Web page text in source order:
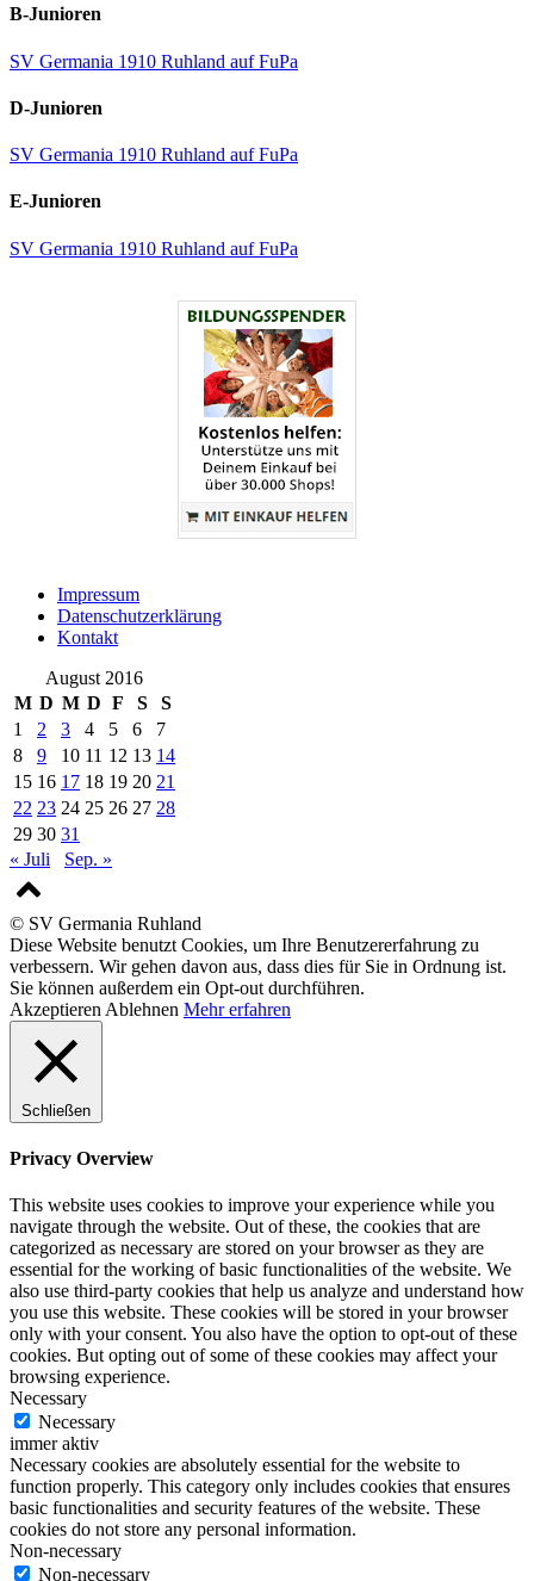
B-Junioren
SV Germania 1910 Ruhland auf FuPa
D-Junioren
SV Germania 1910 Ruhland auf FuPa
E-Junioren
SV Germania 1910 Ruhland auf FuPa
Impressum
Datenschutzerklärung
Kontakt
August 2016
M D M D F S
S
1
2 3 4 5 6
7
8
9 10 11 12 13 14
15 16 17 18 19 20 21
22 23 24 25 26 27 28
29 30 31
« Juli
Sep. »
© SV Germania Ruhland
Diese Website benutzt Cookies, um Ihre Benutzererfahrung zu
verbessern. Wir gehen davon aus, dass dies für Sie in Ordnung ist.
Sie können außerdem ein Opt-out durchführen.
Akzeptieren Ablehnen Mehr erfahren
Schließen
Privacy Overview
This website uses cookies to improve your experience while you
navigate through the website. Out of these, the cookies that are
categorized as necessary are stored on your browser as they are
essential for the working of basic functionalities of the website. We
also use third-party cookies that help us analyze and understand how
you use this website. These cookies will be stored in your browser
only with your consent. You also have the option to opt-out of these
cookies. But opting out of some of these cookies may affect your
browsing experience.
Necessary
Necessary
immer aktiv
Necessary cookies are absolutely essential for the website to
function properly. This category only includes cookies that ensures
basic functionalities and security features of the website. These
cookies do not store any personal information.
Non-necessary
Non-necessary